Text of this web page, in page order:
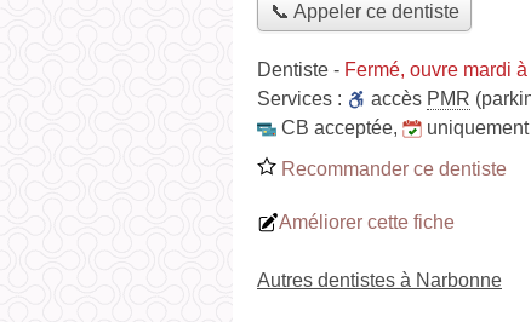
📞 Appeler ce dentiste
Dentiste - Fermé, ouvre mardi
Services :
accès PMR
CB acceptée,
Recommander ce dentiste
Améliorer cette fiche
Autres dentistes à Narbonne